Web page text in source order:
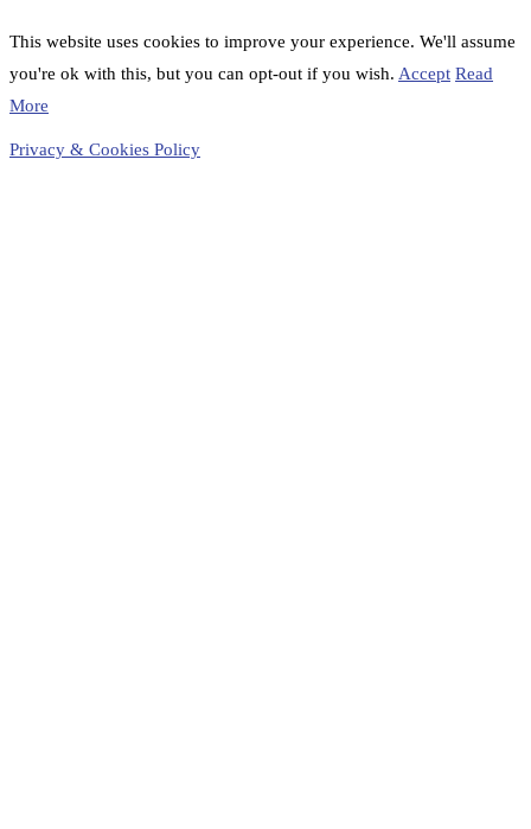
This website uses cookies to improve your experience. We'll assume
you're ok with this, but you can opt-out if you wish. Accept Read
More
Privacy & Cookies Policy